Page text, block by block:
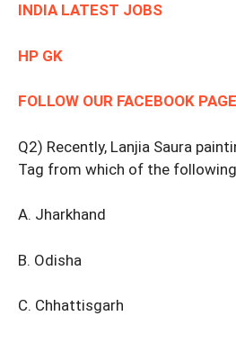
INDIA LATEST JOBS
HP GK
FOLLOW OUR FACEBOOK PAGE
Q2) Recently, Lanjia Saura
Tag from which of the
A. Jharkhand
B. Odisha
C. Chhattisgarh